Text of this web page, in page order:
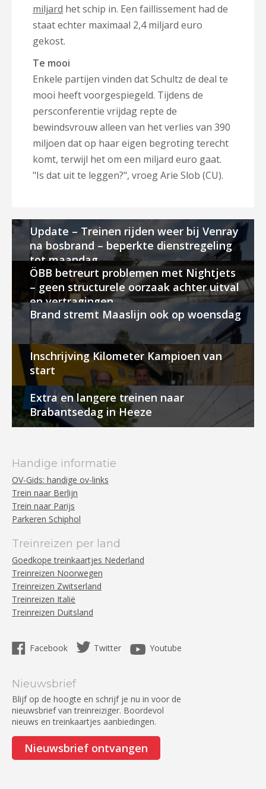
miljard het schip in. Een faillissement had de
staat echter maximaal 2,4 miljard euro
gekost.
Te mooi
Enkele partijen vinden dat Schultz de deal te
mooi heeft voorgespiegeld. Tijdens de
persconferentie vrijdag repte de
bewindsvrouw alleen van het verlies van 390
miljoen dat op haar eigen begroting terecht
komt, terwijl het om een miljard euro gaat.
"Is dat uit te leggen?", vroeg Arie Slob (CU).
Update – Treinen rijden weer bij Venray
na bosbrand – beperkte dienstregeling
tot maandag
ÖBB betreurt problemen met Nightjets
– geen structurele oorzaak achter uitval
en vertragingen
Brand stremt Maaslijn ook op woensdag
Inschrijving Kilometer Kampioen van
start
Extra en langere treinen naar
Brabantsedag in Heeze
Handige informatie
OV-Gids: handige ov-links
Trein naar Berlijn
Trein naar Parijs
Parkeren Schiphol
Treinreizen per land
Goedkope treinkaartjes Nederland
Treinreizen Noorwegen
Treinreizen Zwitserland
Treinreizen Italië
Treinreizen Duitsland
Facebook Twitter Youtube
Nieuwsbrief
Blijf op de hoogte en schrijf je nu in voor de
nieuwsbrief van treinreiziger. Boordevol
nieuws en treinkaartjes aanbiedingen.
Nieuwsbrief ontvangen